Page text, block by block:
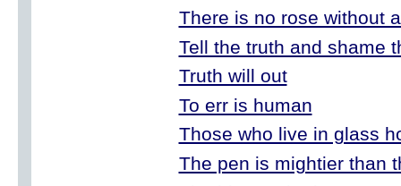
There is no rose without
Tell the truth and shame
Truth will out
To err is human
Those who live in glass
The pen is mightier than